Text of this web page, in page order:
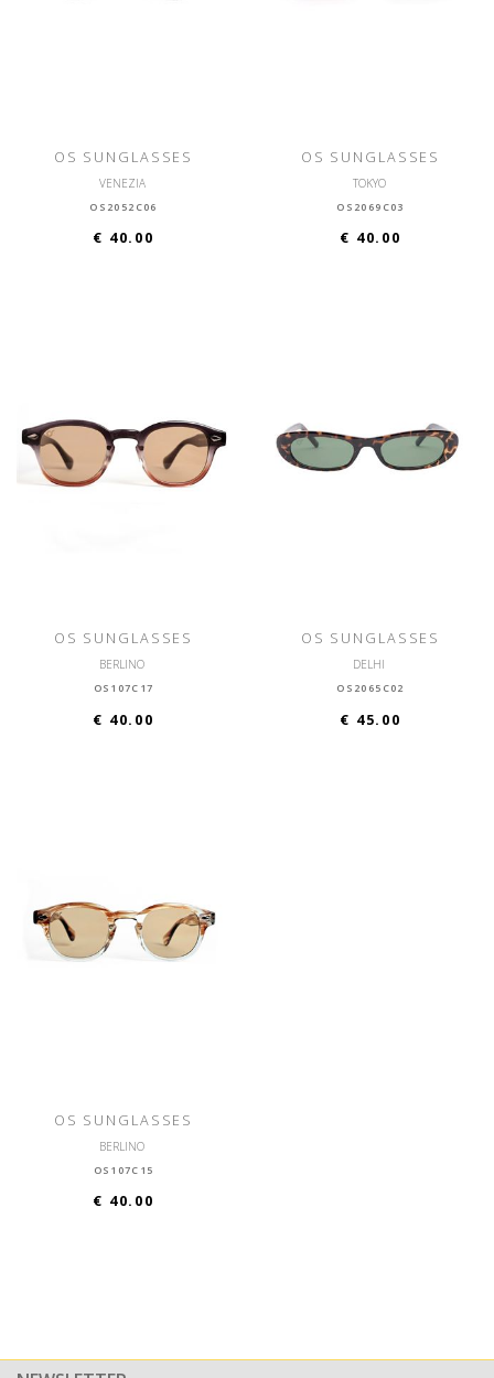
OS SUNGLASSES
VENEZIA
OS2052C06
€ 40.00
OS SUNGLASSES
TOKYO
OS2069C03
€ 40.00
OS SUNGLASSES
BERLINO
OS107C17
€ 40.00
OS SUNGLASSES
DELHI
OS2065C02
€ 45.00
OS SUNGLASSES
BERLINO
OS107C15
€ 40.00